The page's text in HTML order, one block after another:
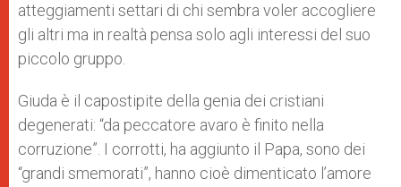
atteggiamenti settari di chi sembra voler accogliere
gli altri ma in realtà pensa solo agli interessi del suo
piccolo gruppo.
Giuda è il capostipite della genia dei cristiani
degenerati: “da peccatore avaro è finito nella
corruzione”. I corrotti, ha aggiunto il Papa, sono dei
“grandi smemorati”, hanno cioè dimenticato l’amore